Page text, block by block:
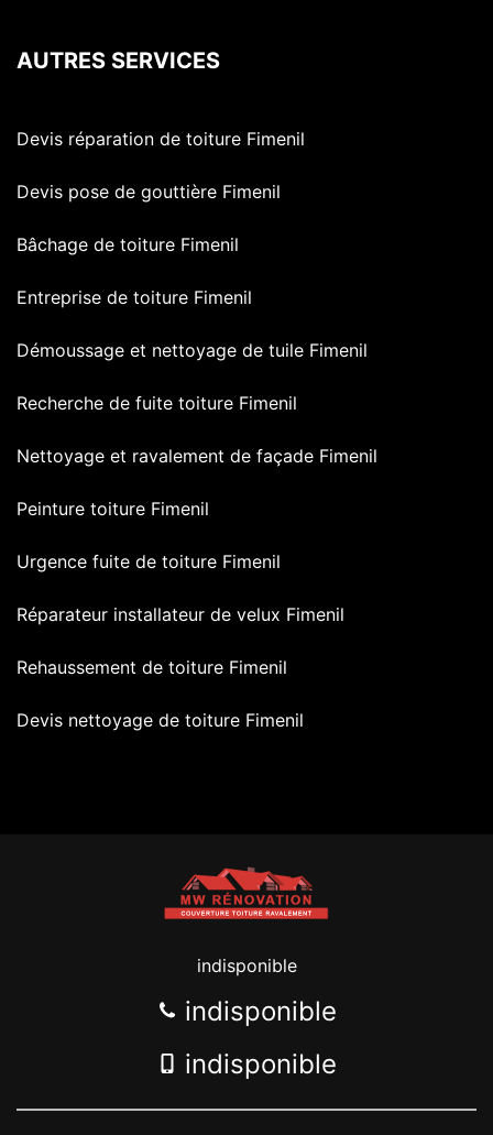
AUTRES SERVICES
Devis réparation de toiture Fimenil
Devis pose de gouttière Fimenil
Bâchage de toiture Fimenil
Entreprise de toiture Fimenil
Démoussage et nettoyage de tuile Fimenil
Recherche de fuite toiture Fimenil
Nettoyage et ravalement de façade Fimenil
Peinture toiture Fimenil
Urgence fuite de toiture Fimenil
Réparateur installateur de velux Fimenil
Rehaussement de toiture Fimenil
Devis nettoyage de toiture Fimenil
indisponible
indisponible
indisponible